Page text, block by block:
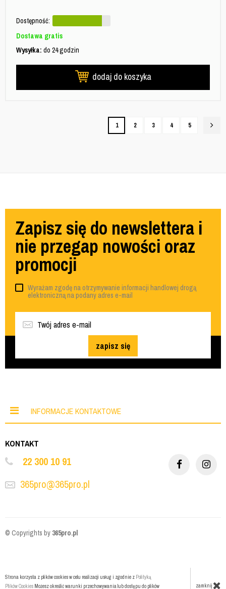
Dostępność:
Dostawa gratis
Wysyłka: do 24 godzin
dodaj do koszyka
1 2 3 4 5
Zapisz się do newslettera i
nie przegap nowości oraz
promocji
Wyrażam zgodę na otrzymywanie informacji handlowej drogą
elektroniczną na podany adres e-mail
zapisz się
INFORMACJE KONTAKTOWE
KONTAKT
22 300 10 91
365pro@365pro.pl
© Copyrights by 365pro.pl
Strona korzysta z plików cookies w celu realizacji usług i zgodnie z Polityką
Plików Cookies Możesz określić warunki przechowywania lub dostępu do plików zamknij